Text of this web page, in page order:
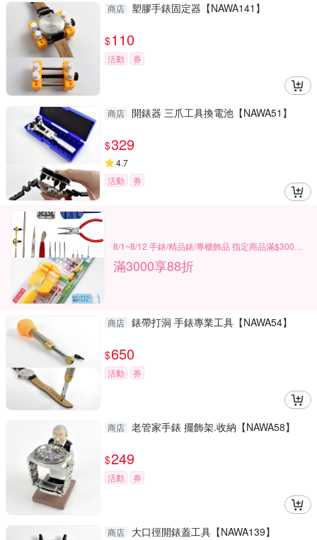
商店 塑膠手錶固定器【NAWA141】
$110
活動 券
商店 開錶器 三爪工具換電池【NAWA51】
$329
4.7
活動
券
滿3000享88折
商店 錶帶打洞 手錶專業工具【NAWA54】
$650
活動 券
商店 老管家手錶 擺飾架.收納【NAWA58】
$249
活動 券
商店 大口徑開錶蓋工具【NAWA139】